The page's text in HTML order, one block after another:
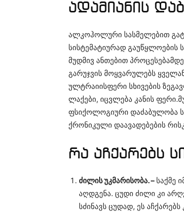
ადამიანის
ალკოჰოლური სასმელებით
სისტემატიურად გაუწყლოების
მუდმივ ანთებით
გარუჯვის მოყვარულებს
ულტრაიისფერი სხივების
ლაქები, იცვლება კანის
ფსიქოლოგიური დაძაბულობა
ქრონიკული დაავადებების
რა აჩქარებს
ძილის უკმარისობა. – საქმე
აღდგენა. ცუდი ძილი კი
სძინავს ცუდად, ეს